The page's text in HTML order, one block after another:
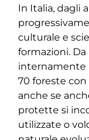
In Italia, dagli
culturale e
formazioni.
internamente
70 foreste
anche se
protette si
utilizzate o